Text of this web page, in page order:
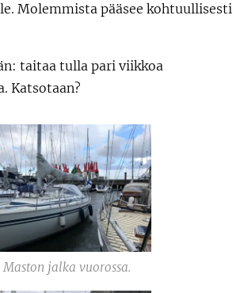
Molemmista pääsee kohtuullisesti
taitaa tulla pari viikkoa
Katsotaan?
Maston jalka vuorossa.